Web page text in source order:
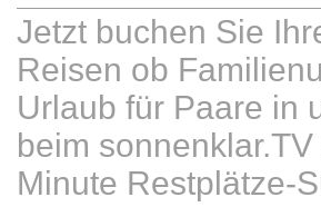
Jetzt buchen Sie
Reisen ob
Urlaub für Paare in
beim
Minute Restplätze-